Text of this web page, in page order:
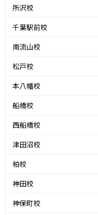
所沢校
千葉駅前校
南流山校
松戸校
本八幡校
船橋校
西船橋校
津田沼校
柏校
神田校
神保町校